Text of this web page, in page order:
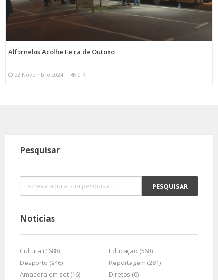
Alfornelos Acolhe Feira de Outono
22 Novembro 2024 0 K
Pesquisar
Noticias
Cultura (1688)
Educação (568)
Desporto (946)
Reportagem (281)
Amadora em set (16)
Diretos (0)